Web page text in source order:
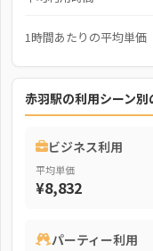
1時間あたりの平均単価
赤羽駅の利用シーン別
ビジネス利用
平均単価
¥8,832
パーティー利用